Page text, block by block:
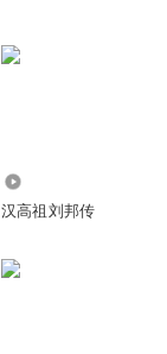
汉高祖刘邦传